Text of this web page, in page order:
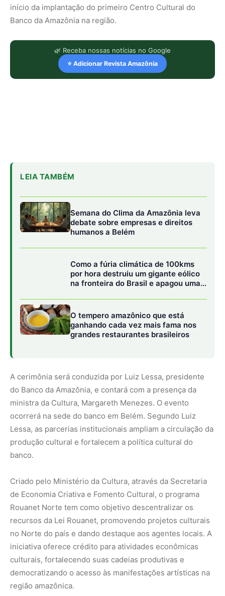
início da implantação do primeiro Centro Cultural do
Banco da Amazônia na região.
🌿 Receba nossas notícias no Google
⭐ Adicionar Revista Amazônia
LEIA TAMBÉM
Semana do Clima da Amazônia leva
debate sobre empresas e direitos
humanos a Belém
Como a fúria climática de 100kms
por hora destruiu um gigante eólico
na fronteira do Brasil e apagou uma
O tempero amazônico que está
ganhando cada vez mais fama nos
grandes restaurantes brasileiros
A cerimônia será conduzida por Luiz Lessa, presidente
do Banco da Amazônia, e contará com a presença da
ministra da Cultura, Margareth Menezes. O evento
ocorrerá na sede do banco em Belém. Segundo Luiz
Lessa, as parcerias institucionais ampliam a circulação da
produção cultural e fortalecem a política cultural do
banco.
Criado pelo Ministério da Cultura, através da Secretaria
de Economia Criativa e Fomento Cultural, o programa
Rouanet Norte tem como objetivo descentralizar os
recursos da Lei Rouanet, promovendo projetos culturais
no Norte do país e dando destaque aos agentes locais. A
iniciativa oferece crédito para atividades econômicas
culturais, fortalecendo suas cadeias produtivas e
democratizando o acesso às manifestações artísticas na
região amazônica.